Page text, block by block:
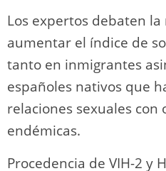
Los expertos debaten la
aumentar el índice de
tanto en inmigrantes
españoles nativos que
relaciones sexuales
endémicas.
Procedencia de VIH-2 y